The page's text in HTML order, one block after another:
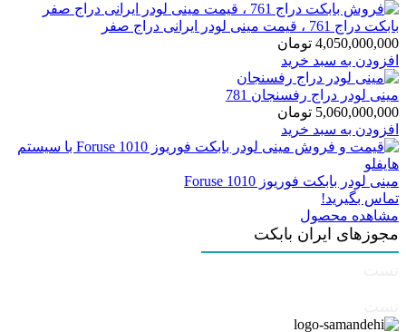
بابکت دراج 761 ، قیمت مینی لودر ایرانی دراج صفر
4,050,000,000 تومان
افزودن به سبد خرید
مینی لودر دراج رفسنجان 781
5,060,000,000 تومان
افزودن به سبد خرید
مینی لودر بابکت فوریوز Foruse 1010
تماس بگیرید!
مشاهده محصول
مجوزهای ایران بابکت